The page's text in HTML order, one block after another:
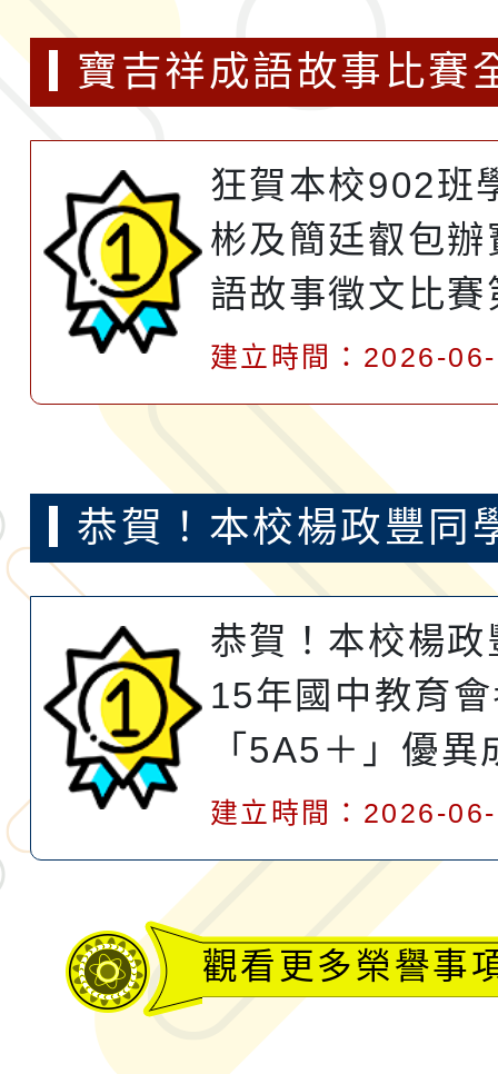
寶吉祥成語故事比賽
級組第一名到第三名
狂賀本校902班
彬及簡廷叡包
語故事徵文比
第三名，吳志
000元，簡廷叡
500元，感謝國
師用心指導
建立時間：2026-
恭賀！本校楊政豐同
年國中教育會考榮獲
＋」優異成績
恭賀！本校楊
15年國中教育
「5A5＋」優異
建立時間：2026-
觀看更多榮譽事